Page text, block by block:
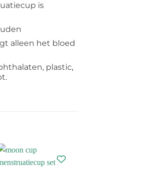
is
alleen het bloed
plastic,